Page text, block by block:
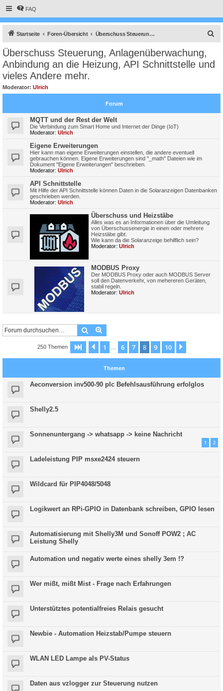
FAQ
Startseite Foren-Übersicht Überschuss Steuerung, Anlagenüberwachung, Anbindung an die Heizung, API Schnittstelle und vieles Andere mehr.
Überschuss Steuerung, Anlagenüberwachung,
Anbindung an die Heizung, API Schnittstelle und
vieles Andere mehr.
Moderator: Ulrich
Forum
MQTT und der Rest der Welt
Die Verbindung zum Smart Home und Internet der Dinge (IoT)
Moderator: Ulrich
Eigene Erweiterungen
Hier kann man eigene Erweiterungen einstellen, die andere eventuell
gebrauchen können. Eigene Erweiterungen sind "_math" Dateien wie im
Dokument "Eigene Erweiterungen" beschrieben.
Moderator: Ulrich
API Schnittstelle
Mit Hilfe der API Schnittstelle können Daten in die Solaranzeigen Datenbanken
geschrieben werden.
Moderator: Ulrich
Überschuss und Heizstäbe
Alles was es an Informationen über die Umleitung
von Überschussenergie in einen oder mehrere
Heizstäbe gibt.
Wie kann da die Solaranzeige behilflich sein?
Moderator: Ulrich
MODBUS Proxy
Der MODBUS Proxy oder auch MODBUS Server
soll den Datenverkehr, von mehereren Geräten,
stabil regeln.
Moderator: Ulrich
Suche
250 Themen Seite von 10
Vorherige
1 6 7 8 9 10
Themen
Aeconversion inv500-90 plc Befehlsausführung erfolglos
Shelly2.5
Sonnenuntergang -> whatsapp -> keine Nachricht
1 2
Ladeleistung PIP msxe2424 steuern
Wildcard für PIP4048/5048
Logikwert an RPi-GPIO in Datenbank schreiben, GPIO lesen
Automatisierung mit Shelly3M und Sonoff POW2 ; AC
Leistung Shelly
Automation und negativ werte eines shelly 3em !?
Wer mißt, mißt Mist - Frage nach Erfahrungen
Unterstütztes potentialfreies Relais gesucht
Newbie - Automation Heizstab/Pumpe steuern
WLAN LED Lampe als PV-Status
Daten aus vzlogger zur Steuerung nutzen